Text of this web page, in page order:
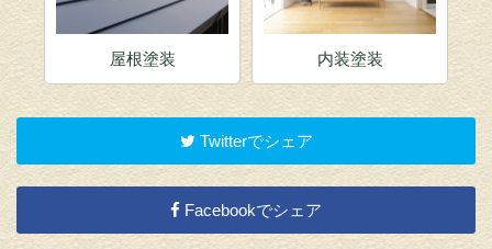
屋根塗装 内装塗装
Twitterでシェア
Facebookでシェア